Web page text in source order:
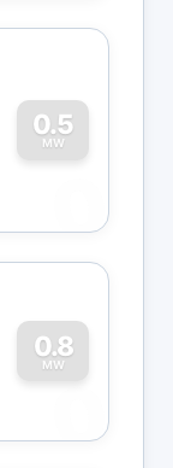
0.5
MW
0
0.8
MW
0